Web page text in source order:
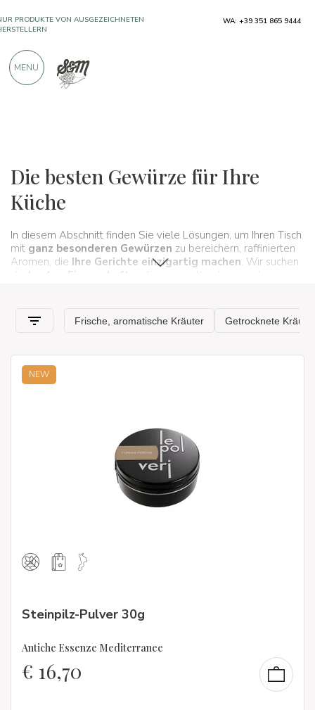
Die besten Gewürze für Ihre
Küche
In diesem Abschnitt finden Sie viele Lösungen, um Ihren Tisch
mit ganz besonderen Gewürzen zu bereichern, raffinierten
Aromen, die Ihre Gerichte einzigartig machen. Wir suchen
die besten Eigenschaften
für unsere Kunden aus der ganzen
NEW
Steinpilz-Pulver 30g
Antiche Essenze Mediterranee
€ 16,70
PRODUKTE VON AUSGEZEICHNETEN
900 POSITIVE BEWERTUNGEN
WA: +39 351 865 9444
MENU